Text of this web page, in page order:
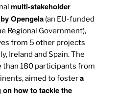
multi-stakeholder
Opengela (an EU-funded
Regional Government),
from 5 other projects
Ireland and Spain. The
than 180 participants from
aimed to fostera
how to tackle the